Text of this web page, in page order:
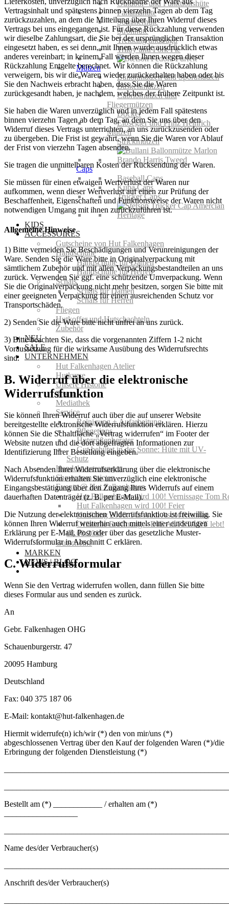
Outdoor- und Funktionshüte
Panamahüte
Sommerhüte
Strohhüte
Trekking und Jagd
Trilby und Pork Pie
Mützen
Ballonmützen und Sportmützen
Baskenmützen
Cabriomützen und
Fliegermützen
Docker
Elbsegler und Prinz Heinrich
Mützen
Strickmützen
Caps
Baseball Caps
Kuba Caps
Trucker Caps
KIDS
ACCESSOIRES
Gutscheine von Hut Falkenhagen
Handschuhe
Handschuhe für Damen
Handschuhe für Herren
Schals
Schals für Damen
Schals für Herren
Fliegen
Hutkoffer und Hutschachteln
Zubehör
NEU
SALE
UNTERNEHMEN
Hut Falkenhagen Atelier
Hutkurse
Unsere Historie
Team
Mediathek
Service
Reinigung + Aufarbeitung
Pflegetipps
Hutgrößenberater
Gut behütet in der Sonne: Hüte mit UV-
Schutz
Handelsvertretungen
Showroom mieten
Events @ Hut Falkenhagen
Hut Falkenhagen wird 100! Vernissage Tom
Hut Falkenhagen wird 100! Feier
Hutfitting 2018: Für Audi Ascot Renntag
Offizielle Eröffnung – DIE ALTSTADT lebt!
08.08.2019
Gutscheine
MARKEN
NEWS | BLOG
Vertragsinhalt und spätestens binnen vierzehn Tagen ab dem Tag
zurückzuzahlen, an dem die Mitteilung über Ihren Widerruf dieses
Vertrags bei uns eingegangen ist. Für diese Rückzahlung verwenden
wir dieselbe Zahlungsart, die Sie bei der ursprünglichen Transaktion
eingesetzt haben, es sei denn, mit Ihnen wurde ausdrücklich etwas
anderes vereinbart; in keinem Fall werden Ihnen wegen dieser
Rückzahlung Entgelte berechnet. Wir können die Rückzahlung
verweigern, bis wir die Waren wieder zurückerhalten haben oder bis
Sie den Nachweis erbracht haben, dass Sie die Waren
zurückgesandt haben, je nachdem, welches der frühere Zeitpunkt ist.
Sie haben die Waren unverzüglich und in jedem Fall spätestens
binnen vierzehn Tagen ab dem Tag, an dem Sie uns über den
Widerruf dieses Vertrags unterrichten, an uns zurückzusenden oder
zu übergeben. Die Frist ist gewahrt, wenn Sie die Waren vor Ablauf
der Frist von vierzehn Tagen absenden.
Sie tragen die unmittelbaren Kosten der Rücksendung der Waren.
Sie müssen für einen etwaigen Wertverlust der Waren nur
aufkommen, wenn dieser Wertverlust auf einen zur Prüfung der
Beschaffenheit, Eigenschaften und Funktionsweise der Waren nicht
notwendigen Umgang mit ihnen zurückzuführen ist.
Allgemeine Hinweise
1) Bitte vermeiden Sie Beschädigungen und Verunreinigungen der
Ware. Senden Sie die Ware bitte in Originalverpackung mit
sämtlichem Zubehör und mit allen Verpackungsbestandteilen an uns
zurück. Verwenden Sie ggf. eine schützende Umverpackung. Wenn
Sie die Originalverpackung nicht mehr besitzen, sorgen Sie bitte mit
einer geeigneten Verpackung für einen ausreichenden Schutz vor
Transportschäden.
2) Senden Sie die Ware bitte nicht unfrei an uns zurück.
3) Bitte beachten Sie, dass die vorgenannten Ziffern 1-2 nicht
Voraussetzung für die wirksame Ausübung des Widerrufsrechts
sind.
B. Widerruf über die elektronische
Widerrufsfunktion
Sie können Ihren Widerruf auch über die auf unserer Website
bereitgestellte elektronische Widerrufsfunktion erklären. Hierzu
können Sie die Schaltfläche „Vertrag widerrufen“ im Footer der
Website nutzen und die dort abgefragten Informationen zur
Identifizierung Ihrer Bestellung eingeben.
Nach Absenden Ihrer Widerrufserklärung über die elektronische
Widerrufsfunktion erhalten Sie unverzüglich eine elektronische
Eingangsbestätigung über den Zugang Ihres Widerrufs auf einem
dauerhaften Datenträger (z. B. per E-Mail).
Die Nutzung der elektronischen Widerrufsfunktion ist freiwillig. Sie
können Ihren Widerruf weiterhin auch mittels einer eindeutigen
Erklärung per E-Mail, Post oder über das gesetzliche Muster-
Widerrufsformular in Abschnitt C erklären.
C. Widerrufsformular
Wenn Sie den Vertrag widerrufen wollen, dann füllen Sie bitte
dieses Formular aus und senden es zurück.
An
Gebr. Falkenhagen OHG
Schauenburgerstr. 47
20095 Hamburg
Deutschland
Fax: 040 375 187 06
E-Mail: kontakt@hut-falkenhagen.de
Hiermit widerrufe(n) ich/wir (*) den von mir/uns (*)
abgeschlossenen Vertrag über den Kauf der folgenden Waren (*)/die
Erbringung der folgenden Dienstleistung (*)
Bestellt am (*) ____________ / erhalten am (*)
Name des/der Verbraucher(s)
Anschrift des/der Verbraucher(s)